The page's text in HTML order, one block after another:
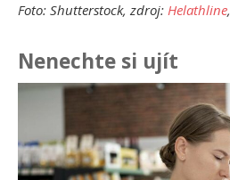
Foto: Shutterstock, zdroj: Helathline,
Nenechte si ujít